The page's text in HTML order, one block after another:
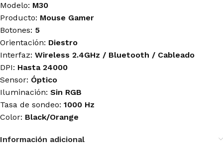
Modelo: M30
Producto: Mouse Gamer
Botones: 5
Orientación: Diestro
Interfaz: Wireless 2.4GHz / Bluetooth / Cableado
DPI: Hasta 24000
Sensor: Óptico
Iluminación: Sin RGB
Tasa de sondeo: 1000 Hz
Color: Black/Orange
Información adicional